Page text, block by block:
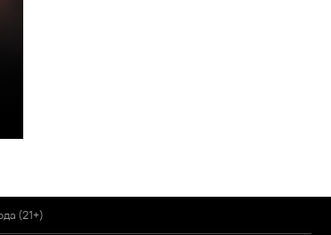
(21+)